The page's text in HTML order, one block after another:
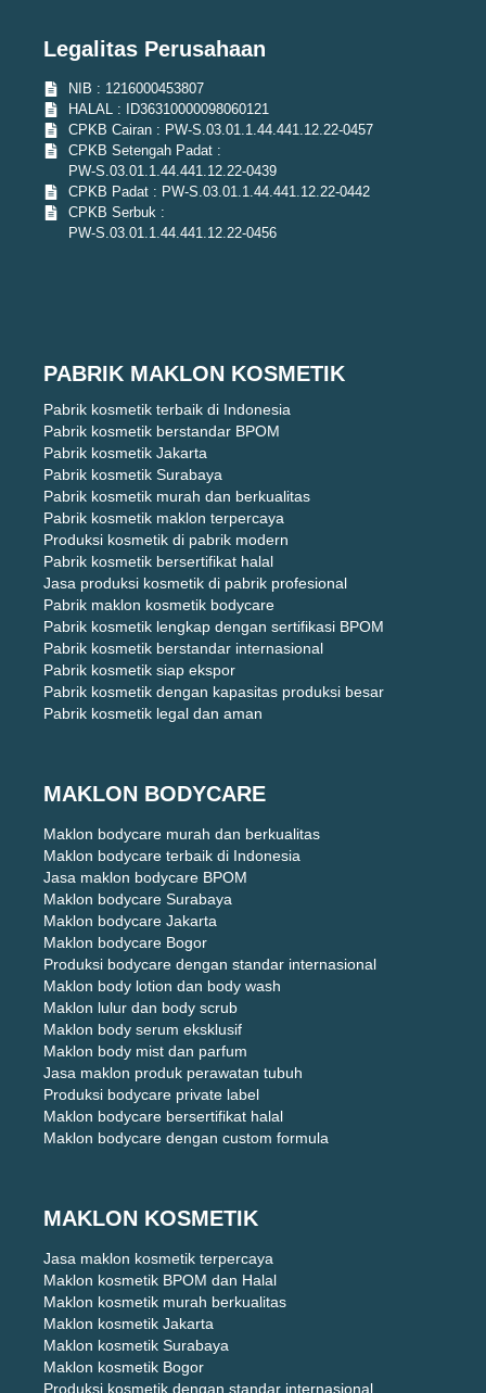
Legalitas Perusahaan
NIB : 1216000453807
HALAL : ID36310000098060121
CPKB Cairan : PW-S.03.01.1.44.441.12.22-0457
CPKB Setengah Padat :
PW-S.03.01.1.44.441.12.22-0439
CPKB Padat : PW-S.03.01.1.44.441.12.22-0442
CPKB Serbuk :
PW-S.03.01.1.44.441.12.22-0456
PABRIK MAKLON KOSMETIK
Pabrik kosmetik terbaik di Indonesia
Pabrik kosmetik berstandar BPOM
Pabrik kosmetik Jakarta
Pabrik kosmetik Surabaya
Pabrik kosmetik murah dan berkualitas
Pabrik kosmetik maklon terpercaya
Produksi kosmetik di pabrik modern
Pabrik kosmetik bersertifikat halal
Jasa produksi kosmetik di pabrik profesional
Pabrik maklon kosmetik bodycare
Pabrik kosmetik lengkap dengan sertifikasi BPOM
Pabrik kosmetik berstandar internasional
Pabrik kosmetik siap ekspor
Pabrik kosmetik dengan kapasitas produksi besar
Pabrik kosmetik legal dan aman
MAKLON BODYCARE
Maklon bodycare murah dan berkualitas
Maklon bodycare terbaik di Indonesia
Jasa maklon bodycare BPOM
Maklon bodycare Surabaya
Maklon bodycare Jakarta
Maklon bodycare Bogor
Produksi bodycare dengan standar internasional
Maklon body lotion dan body wash
Maklon lulur dan body scrub
Maklon body serum eksklusif
Maklon body mist dan parfum
Jasa maklon produk perawatan tubuh
Produksi bodycare private label
Maklon bodycare bersertifikat halal
Maklon bodycare dengan custom formula
MAKLON KOSMETIK
Jasa maklon kosmetik terpercaya
Maklon kosmetik BPOM dan Halal
Maklon kosmetik murah berkualitas
Maklon kosmetik Jakarta
Maklon kosmetik Surabaya
Maklon kosmetik Bogor
Produksi kosmetik dengan standar internasional